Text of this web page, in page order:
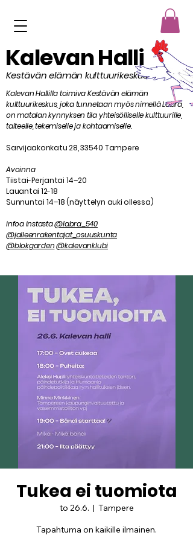
Kestävän elämän kulttuurikeskus
Kalevan Hallilla toimiva Kestävän elämän
kulttuurikeskus, joka tunnetaan myös nimellä Labra,
on matalan kynnyksen tila yhteisölliselle kulttuurille,
taiteelle, tekemiselle ja kohtaamiselle.
Sarvijaakonkatu 28, 33540 Tampere
Avoinna
Tiistai-Perjantai 14–20
Lauantai 12-18
Sunnuntai 14–18 (näyttelyn auki ollessa)
infoa instasta@labra_540
@jalleenrakentajat_osuuskunta
@blokgarden@kalevanklubi
Kalevan Halli
Tukea ei tuomiota
to 26.6.
  |
Tampere
Tapahtuma on kaikille ilmainen.